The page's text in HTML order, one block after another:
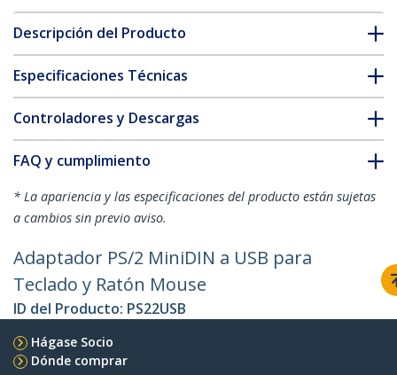
Descripción del Producto
Especificaciones Técnicas
Controladores y Descargas
FAQ y cumplimiento
* La apariencia y las especificaciones del producto están sujetas
a cambios sin previo aviso.
Adaptador PS/2 MiniDIN a USB para
Teclado y Ratón Mouse
ID del Producto: PS22USB
Hágase Socio
Dónde comprar